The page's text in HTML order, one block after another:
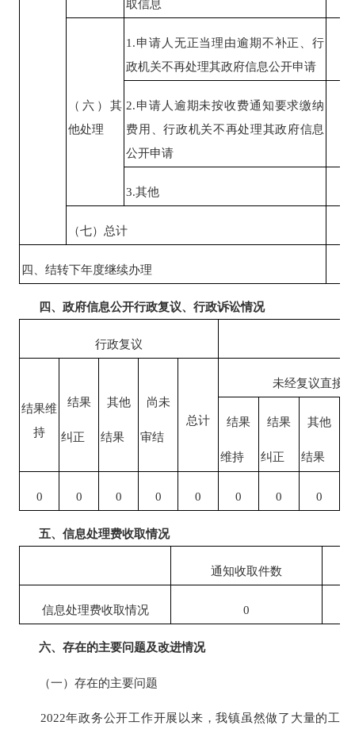
取信息
（六）其
他处理
1.申请人无正当理由逾期不补正、行
政机关不再处理其政府信息公开申请
2.申请人逾期未按收费通知要求缴纳
费用、行政机关不再处理其政府信息
公开申请
3.其他
（七）总计
四、结转下年度继续办理
四、政府信息公开行政复议、行政诉讼情况
行政复议
结果维
持
结果
纠正
其他
结果
尚未
审结
总计
未经复议直接
结果
维持
结果
纠正
其他
结果
0 0 0 0 0 0 0 0
五、信息处理费收取情况
通知收取件数
信息处理费收取情况 0
六、存在的主要问题及改进情况
（一）存在的主要问题
2022年政务公开工作开展以来，我镇虽然做了大量的工